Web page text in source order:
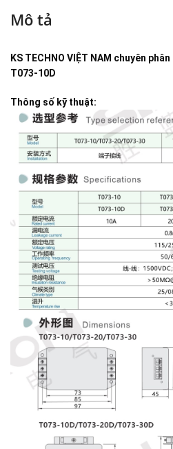
Mô tả
KS TECHNO VIỆT NAM chuyên phân
T073-10D
Thông số kỹ thuật: